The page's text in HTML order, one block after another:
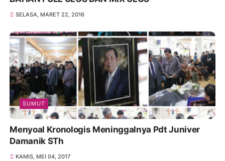
SELASA, MARET 22, 2016
SUMUT
Menyoal Kronologis Meninggalnya Pdt Juniver
Damanik STh
KAMIS, MEI 04, 2017